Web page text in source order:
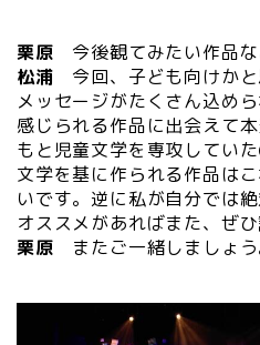
栗原 今後観てみたい作品
松浦 今回、子ども向けか
メッセージがたくさん込め
感じられる作品に出会えて
もと児童文学を専攻してい
文学を基に作られる作品は
いです。逆に私が自分では
オススメがあればまた、ぜひ
栗原 またご一緒しましょう